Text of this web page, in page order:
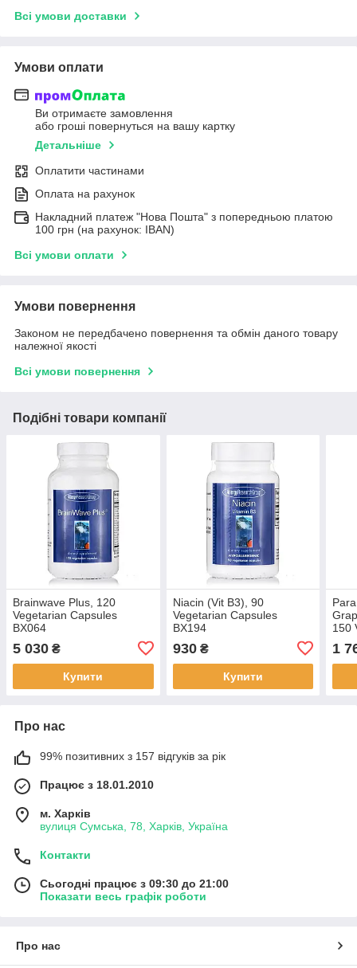
Всі умови доставки
Умови оплати
Ви отримаєте замовлення
або гроші повернуться на вашу картку
Детальніше
Оплатити частинами
Оплата на рахунок
Накладний платеж "Нова Пошта" з попередньою платою
100 грн (на рахунок: IBAN)
Всі умови оплати
Умови повернення
Законом не передбачено повернення та обмін даного товару
належної якості
Всі умови повернення
Подібні товари компанії
Brainwave Plus, 120
Vegetarian Capsules
BX064
5 030 ₴
Купити
Niacin (Vit B3), 90
Vegetarian Capsules
BX194
930₴
Купити
150
1
Про нас
99% позитивних з 157 відгуків за рік
Працює з 18.01.2010
м. Харків
вулиця Сумська, 78, Харків, Україна
Контакти
Сьогодні працює з 09:30 до 21:00
Показати весь графік роботи
Про нас